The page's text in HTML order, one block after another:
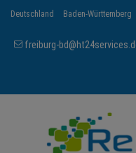
Deutschland Baden-Württemberg
freiburg-